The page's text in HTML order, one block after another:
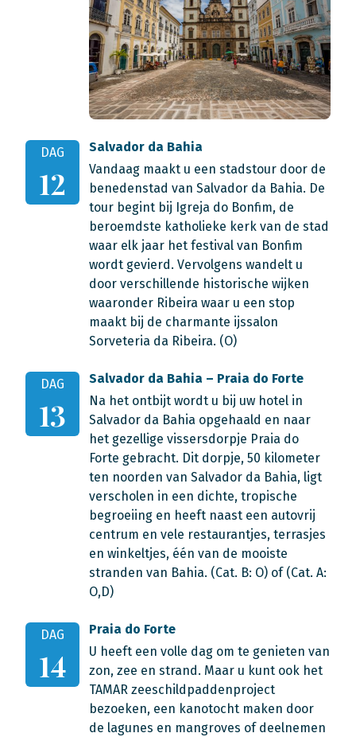
DAG
12
Salvador da Bahia
Vandaag maakt u een stadstour door de
benedenstad van Salvador da Bahia. De
tour begint bij Igreja do Bonfim, de
beroemdste katholieke kerk van de stad
waar elk jaar het festival van Bonfim
wordt gevierd. Vervolgens wandelt u
door verschillende historische wijken
waaronder Ribeira waar u een stop
maakt bij de charmante ijssalon
Sorveteria da Ribeira. (O)
DAG
13
Salvador da Bahia – Praia do Forte
Na het ontbijt wordt u bij uw hotel in
Salvador da Bahia opgehaald en naar
het gezellige vissersdorpje Praia do
Forte gebracht. Dit dorpje, 50 kilometer
ten noorden van Salvador da Bahia, ligt
verscholen in een dichte, tropische
begroeiing en heeft naast een autovrij
centrum en vele restaurantjes, terrasjes
en winkeltjes, één van de mooiste
stranden van Bahia. (Cat. B: O) of (Cat. A:
O,D)
DAG
14
Praia do Forte
U heeft een volle dag om te genieten van
zon, zee en strand. Maar u kunt ook het
TAMAR zeeschildpaddenproject
bezoeken, een kanotocht maken door
de lagunes en mangroves of deelnemen